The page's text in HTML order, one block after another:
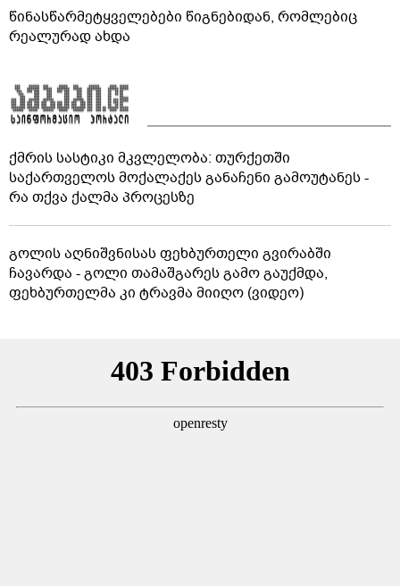
წინასწარმეტყველებები წიგნებიდან, რომლებიც
რეალურად ახდა
ქმრის სასტიკი მკვლელობა: თურქეთში
საქართველოს მოქალაქეს განაჩენი გამოუტანეს -
რა თქვა ქალმა პროცესზე
გოლის აღნიშვნისას ფეხბურთელი გვირაბში
ჩავარდა - გოლი თამაშგარეს გამო გაუქმდა,
ფეხბურთელმა კი ტრავმა მიიღო (ვიდეო)